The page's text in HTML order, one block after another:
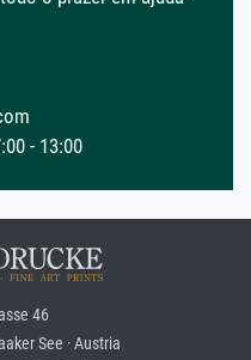
- 13:00
46
See · Austria